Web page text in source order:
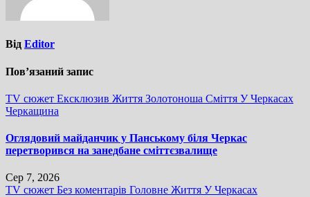
Від Editor
Пов’язаний запис
TV сюжет Ексклюзив Життя Золотоноша Сміття У Черкасах
Черкащина
Оглядовий майданчик у Панському біля Черкас
перетворився на занедбане сміттєзвалище
Сер 7, 2026
TV сюжет Без коментарів Головне Життя У Черкасах